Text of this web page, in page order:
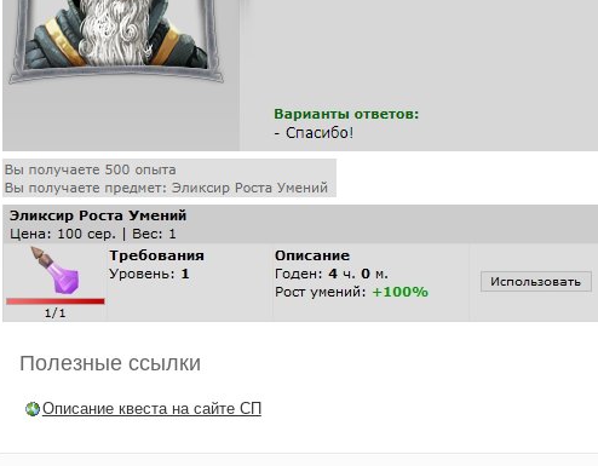
Полезные ссылки
Описание квеста на сайте СП